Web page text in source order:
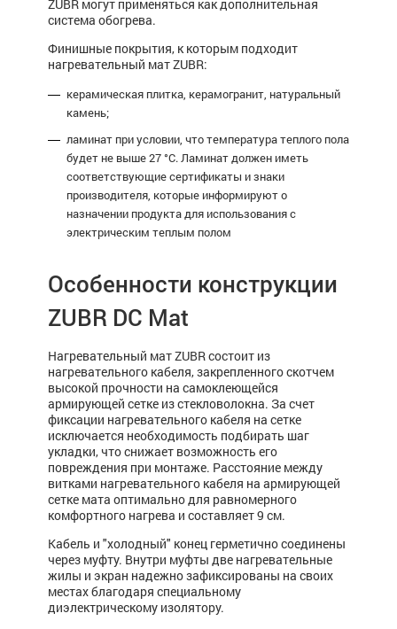
ZUBR могут применяться как дополнительная
система обогрева.
Финишные покрытия, к которым подходит
нагревательный мат ZUBR:
керамическая плитка, керамогранит, натуральный
камень;
ламинат при условии, что температура теплого пола
будет не выше 27 °C. Ламинат должен иметь
соответствующие сертификаты и знаки
производителя, которые информируют о
назначении продукта для использования с
электрическим теплым полом
Особенности конструкции
ZUBR DC Mat
Нагревательный мат ZUBR состоит из
нагревательного кабеля, закрепленного скотчем
высокой прочности на самоклеющейся
армирующей сетке из стекловолокна. За счет
фиксации нагревательного кабеля на сетке
исключается необходимость подбирать шаг
укладки, что снижает возможность его
повреждения при монтаже. Расстояние между
витками нагревательного кабеля на армирующей
сетке мата оптимально для равномерного
комфортного нагрева и составляет 9 см.
Кабель и "холодный" конец герметично соединены
через муфту. Внутри муфты две нагревательные
жилы и экран надежно зафиксированы на своих
местах благодаря специальному
диэлектрическому изолятору.